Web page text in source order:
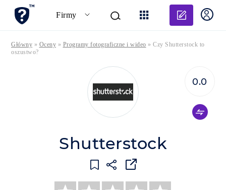
Firmy
Dodaj
Główny » Oceny » Programy fotograficzne i wideo » Czy Shutterstock to
oszustwo?
Shutterstock
0.0